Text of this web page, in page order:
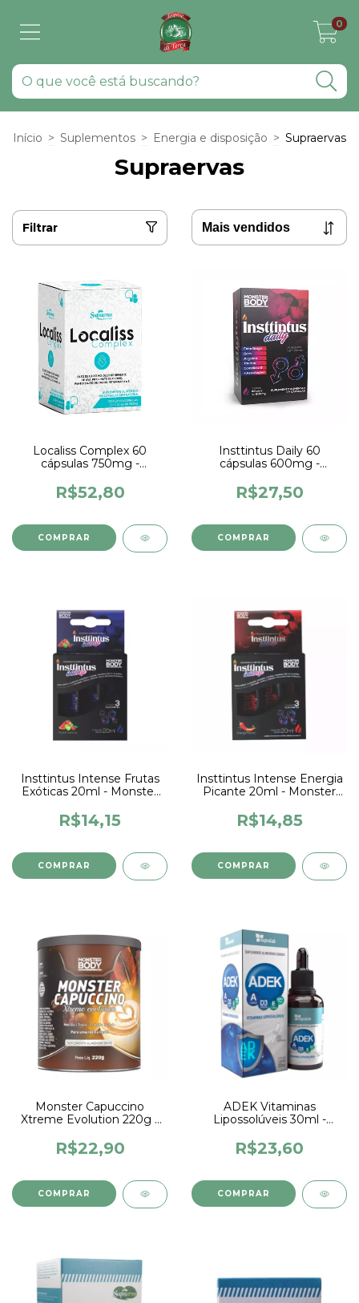
0
Início > Suplementos > Energia e disposição > Supraervas
Supraervas
Filtrar
Localiss Complex 60
cápsulas 750mg -
R$52,80
Insttintus Daily 60
cápsulas 600mg -
R$27,50
Insttintus Intense Frutas
Exóticas 20ml - Monster
R$14,15
Insttintus Intense Energia
Picante 20ml - Monster
R$14,85
Monster Capuccino
Xtreme Evolution 220g -
R$22,90
ADEK Vitaminas
Lipossolúveis 30ml -
R$23,60